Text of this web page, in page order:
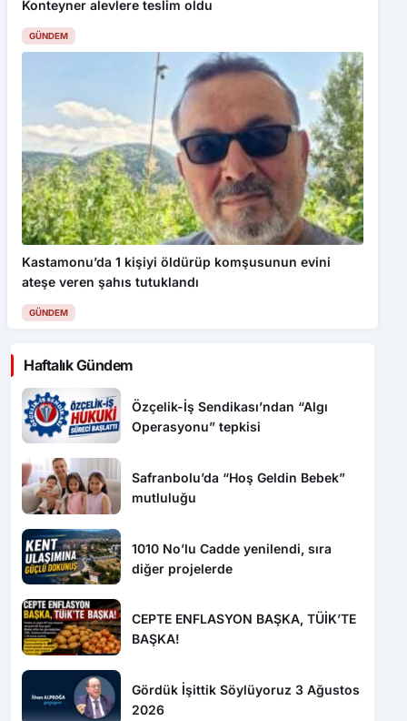
Kastamonu’da 1 kişiyi öldürüp komşusunun evini
ateşe veren şahıs tutuklandı
GÜNDEM
Haftalık Gündem
Özçelik-İş Sendikası’ndan “Algı
Safranbolu’da “Hoş Geldin Bebek”
1010 No’lu Cadde yenilendi, sıra
CEPTE ENFLASYON BAŞKA, TÜİK’TE
Gördük İşittik Söylüyoruz 3 Ağustos